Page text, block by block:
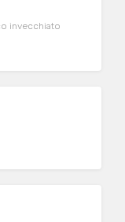
invecchiato